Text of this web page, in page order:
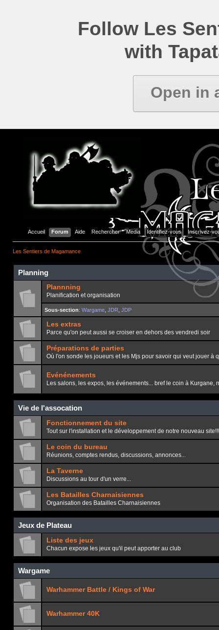
Follow Les
with
Open in
Accueil Forum Aide Rechercher Media Identifiez-vous Inscrivez-
Les Sentiers de Magamance
Planning
Plannning
Planification et organisation
Sous-section: Wargame JDR JDP
Les extras
Parce qu'on peut aussi se croiser en dehors des vendredi soir
Préparations de parties
Où l'on sonde les joueurs et les Mjs pour savoir qui veut jouer à
Evénénements
Les salons, les expos, les événements... bref le coin à Kurgane,
Vie de l'assocation
Fonctionnement du site
Tout sur l'installation et le développement de notre nouveau site!!!
Le coin du bureau
Réunions, comptes rendus, discussions, annonces...
La Taverne
Discussions au tour d'un verre...
Les Batailles Charnaisiennes
Organisation des Batailles Charnaisiennes
Jeux de Plateau
Liste des jeux
Chacun expose les jeux qu'il peut apporter au club
Wargame
Warhammer Battle / Kings of War
Warhammer 40K